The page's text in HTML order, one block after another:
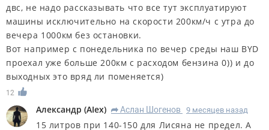
двс, не надо рассказывать что все тут эксплуатируют
машины исключительно на скорости 200км/ч с утра до
вечера 1000км без остановки.
Вот например с понедельника по вечер среды наш BYD
проехал уже больше 200км с расходом бензина 0)) и до
выходных это вряд ли поменяется)
12
Александр (AIex) R Аслан Шогенов 9 месяцев назад
15 литров при 140-150 для Лисяна не предел. А